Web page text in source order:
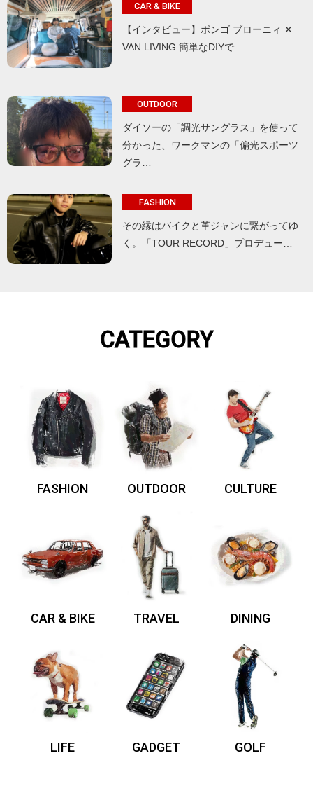
CAR & BIKE
【インタビュー】ボンゴ ブローニィ ✕
VAN LIVING 簡単なDIYで…
OUTDOOR
ダイソーの「調光サングラス」を使って
分かった、ワークマンの「偏光スポーツ
グラ…
FASHION
その縁はバイクと革ジャンに繋がってゆ
く。「TOUR RECORD」プロデュー…
CATEGORY
FASHION OUTDOOR CULTURE
CAR & BIKE TRAVEL DINING
LIFE GADGET GOLF